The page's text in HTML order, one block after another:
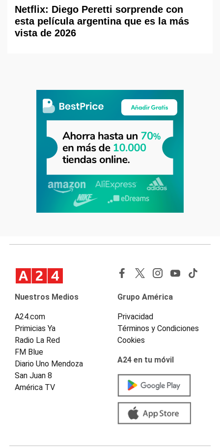
Netflix: Diego Peretti sorprende con
esta película argentina que es la más
vista de 2026
Nuestros Medios
A24.com
Primicias Ya
Radio La Red
FM Blue
Diario Uno Mendoza
San Juan 8
América TV
Grupo América
Privacidad
Términos y Condiciones
Cookies
A24 en tu móvil